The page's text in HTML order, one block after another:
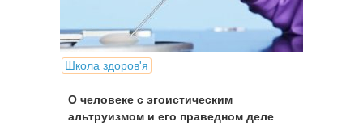
Школа здоров'я
О человеке с эгоистическим
альтруизмом и его праведном деле